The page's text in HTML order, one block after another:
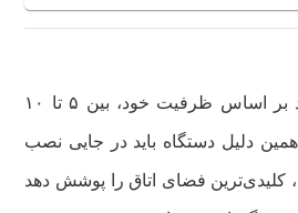
یک کولر گازی استاندارد بر اساس ظرفیت خود، بین ۵ تا ۱۰
همین دلیل دستگاه باید در جایی نصب
کلیدی‌ترین فضای اتاق را پوشش دهد